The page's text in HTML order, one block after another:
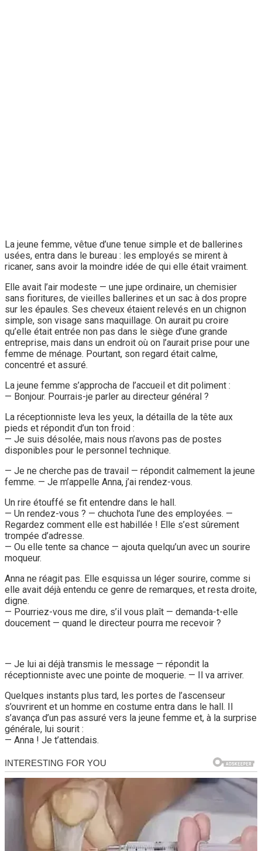
La jeune femme, vêtue d’une tenue simple et de ballerines
usées, entra dans le bureau : les employés se mirent à
ricaner, sans avoir la moindre idée de qui elle était vraiment.
Elle avait l’air modeste — une jupe ordinaire, un chemisier
sans fioritures, de vieilles ballerines et un sac à dos propre
sur les épaules. Ses cheveux étaient relevés en un chignon
simple, son visage sans maquillage. On aurait pu croire
qu’elle était entrée non pas dans le siège d’une grande
entreprise, mais dans un endroit où on l’aurait prise pour une
femme de ménage. Pourtant, son regard était calme,
concentré et assuré.
La jeune femme s’approcha de l’accueil et dit poliment :
— Bonjour. Pourrais-je parler au directeur général ?
La réceptionniste leva les yeux, la détailla de la tête aux
pieds et répondit d’un ton froid :
— Je suis désolée, mais nous n’avons pas de postes
disponibles pour le personnel technique.
— Je ne cherche pas de travail — répondit calmement la jeune
femme. — Je m’appelle Anna, j’ai rendez-vous.
Un rire étouffé se fit entendre dans le hall.
— Un rendez-vous ? — chuchota l’une des employées. —
Regardez comment elle est habillée ! Elle s’est sûrement
trompée d’adresse.
— Ou elle tente sa chance — ajouta quelqu’un avec un sourire
moqueur.
Anna ne réagit pas. Elle esquissa un léger sourire, comme si
elle avait déjà entendu ce genre de remarques, et resta droite,
digne.
— Pourriez-vous me dire, s’il vous plaît — demanda-t-elle
doucement — quand le directeur pourra me recevoir ?
— Je lui ai déjà transmis le message — répondit la
réceptionniste avec une pointe de moquerie. — Il va arriver.
Quelques instants plus tard, les portes de l’ascenseur
s’ouvrirent et un homme en costume entra dans le hall. Il
s’avança d’un pas assuré vers la jeune femme et, à la surprise
générale, lui sourit :
— Anna ! Je t’attendais.